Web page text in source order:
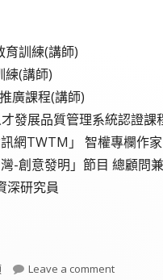
育訓練(講師)
練(講師)
廣課程(講師)
發展品質管理系統認證課
網TWTM」 智權專欄作家
-創意發明」節目 總顧問
深研究員
Leave a commenton 葉顧問